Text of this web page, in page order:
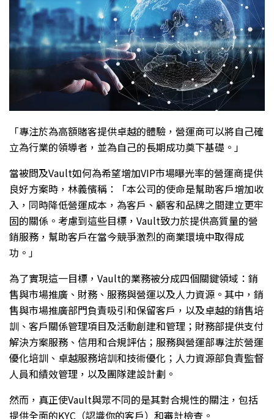
「專注於為高額賭客提供卓越的體驗，營運商可以將自己確
立為行業的領導者，並為自己的長期成功奠下基礎。」
當被問及Vault如何為希望增加VIP市場曝光率的營運商提供
良好方案時，林義儐稱：「本公司的使命是幫助客戶增加收
入，同時降低營運成本，為客戶、顧客和品牌之間建立更牢
固的關係。考慮到這些目標，Vault致力於提供高質量的營
銷服務，幫助客戶在當今競爭激烈的商業環境中取得成
功。」
為了實現這一目標，Vault的業務被分成四個關鍵領域：銷
售與市場推廣、財務、服務與營運以及人力資源。其中，銷
售與市場推廣部門負責吸引和保留客戶，以及卓越的銷售培
訓、客戶關係管理項目及活動創建和管理；財務部提供支付
解決方案服務、信用和合規評估；服務與營運部專注於營運
優化培訓、卓越服務培訓和技術優化；人力資源部負責監督
人員和績效管理，以及團隊建設計劃。
然而，真正使Vault與眾不同的是其對合規性的關注，包括
提供全面的KYC（認識你的客戶）和審計檢查。